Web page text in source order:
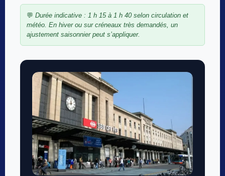
💬 Durée indicative : 1 h 15 à 1 h 40 selon circulation et
météo. En hiver ou sur créneaux très demandés, un
ajustement saisonnier peut s’appliquer.